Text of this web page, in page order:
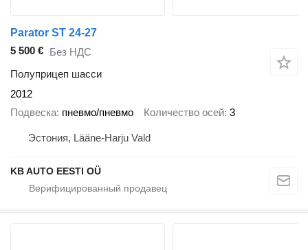
Parator ST 24-27
5 500 € Без НДС
Полуприцеп шасси
2012
Подвеска пневмо/пневмо Количество осей 3
Эстония, Lääne-Harju Vald
KB AUTO EESTI OÜ